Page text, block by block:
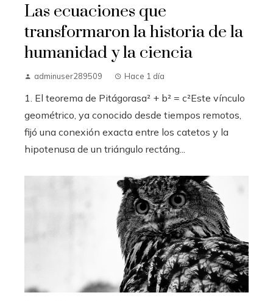
Las ecuaciones que
transformaron la historia de la
humanidad y la ciencia
adminuser289509 Hace 1 día
1. El teorema de Pitágorasa² + b² = c²Este vínculo
geométrico, ya conocido desde tiempos remotos,
fijó una conexión exacta entre los catetos y la
hipotenusa de un triángulo rectáng...